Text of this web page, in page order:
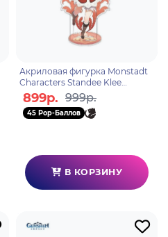
Акриловая фигурка Monstadt
Characters Standee Klee
6972957482960
899р. 999р.
45 Pop-Баллов
В КОРЗИНУ